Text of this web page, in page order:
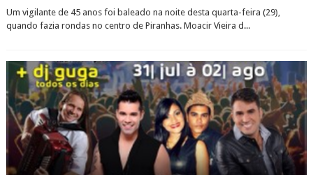
Um vigilante de 45 anos foi baleado na noite desta quarta-feira (29),
quando fazia rondas no centro de Piranhas. Moacir Vieira d...